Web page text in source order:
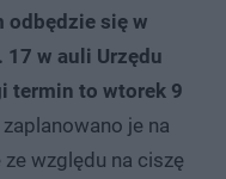
odbędzie się w
17 w auli Urzędu
termin to wtorek 9
je na
względu na ciszę